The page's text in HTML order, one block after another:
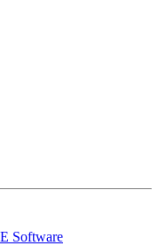
Software